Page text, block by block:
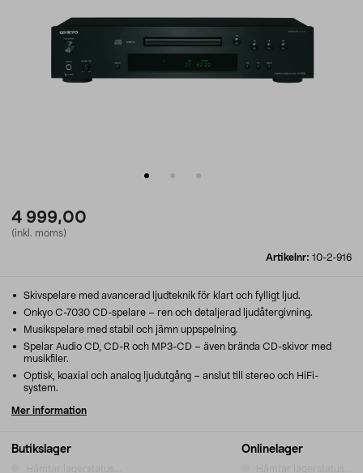
4 999,00
(inkl. moms)
Artikelnr: 10-2-916
Butikslager Onlinelager
Skivspelare med avancerad ljudteknik för klart och fylligt ljud.
Onkyo C-7030 CD-spelare – ren och detaljerad ljudåtergivning.
Musikspelare med stabil och jämn uppspelning.
Spelar Audio CD, CD-R och MP3-CD – även brända CD-skivor med
musikfiler.
Optisk, koaxial och analog ljudutgång – anslut till stereo och HiFi-
system.
Mer information